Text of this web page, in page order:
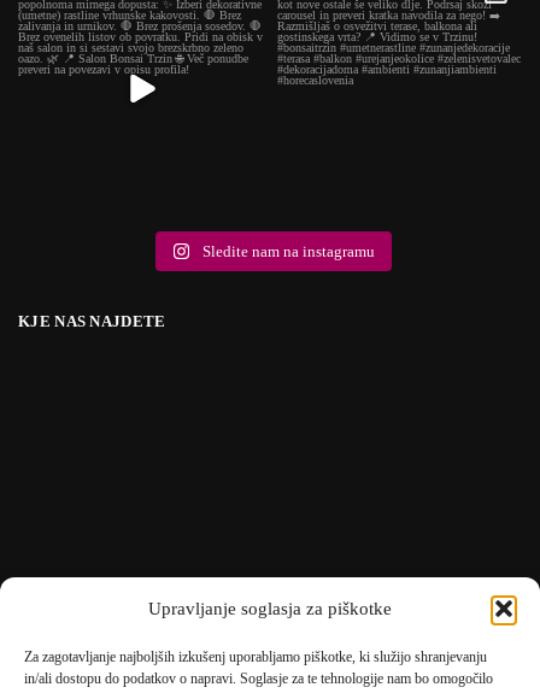
Upravljanje soglasja za piškotke
Za zagotavljanje najboljših izkušenj uporabljamo piškotke, ki služijo shranjevanju
in/ali dostopu do podatkov o napravi. Soglasje za te tehnologije nam bo omogočilo
Sledite nam na instagramu
KJE NAS NAJDETE